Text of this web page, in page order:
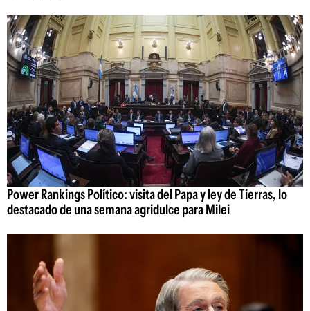
Power Rankings Político: visita del Papa y ley de Tierras, lo
destacado de una semana agridulce para Milei